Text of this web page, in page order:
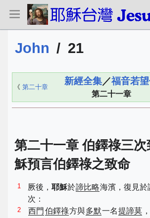
John / 21
《 第二十章
新經全集／福音若
第二十一章
第二十一章 伯鐸祿三
穌預言伯鐸祿之致命
1 厥後，耶穌於諦比略海濱，復見於
次：
2 西門 伯鐸祿方與多默一名提諦莫 ，